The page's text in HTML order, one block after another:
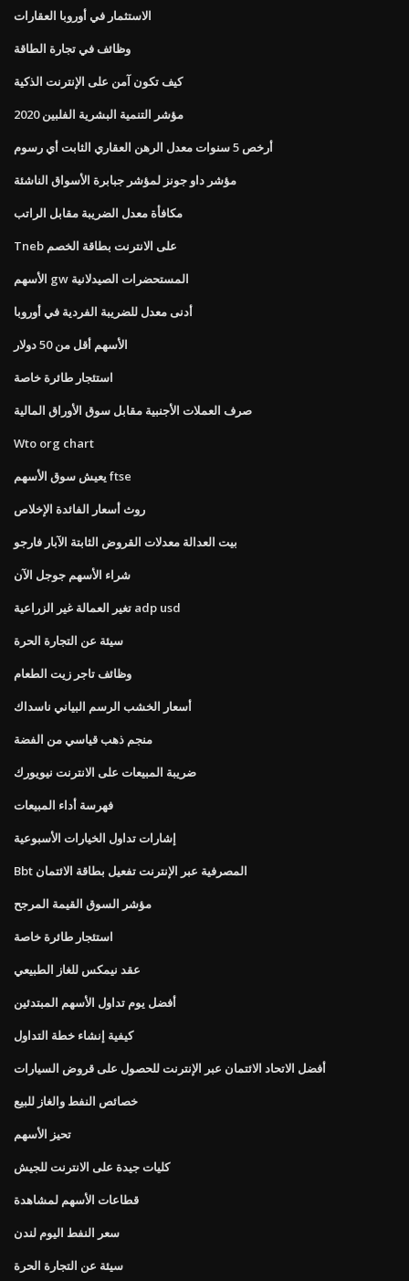
الاستثمار في أوروبا العقارات
وظائف في تجارة الطاقة
كيف تكون آمن على الإنترنت الذكية
مؤشر التنمية البشرية الفلبين 2020
أرخص 5 سنوات معدل الرهن العقاري الثابت أي رسوم
مؤشر داو جونز لمؤشر جبابرة الأسواق الناشئة
مكافأة معدل الضريبة مقابل الراتب
Tneb على الانترنت بطاقة الخصم
الأسهم gw المستحضرات الصيدلانية
أدنى معدل للضريبة الفردية في أوروبا
الأسهم أقل من 50 دولار
استئجار طائرة خاصة
صرف العملات الأجنبية مقابل سوق الأوراق المالية
Wto org chart
يعيش سوق الأسهم ftse
روث أسعار الفائدة الإخلاص
بيت العدالة معدلات القروض الثابتة الآبار فارجو
شراء الأسهم جوجل الآن
تغير العمالة غير الزراعية adp usd
سيئة عن التجارة الحرة
وظائف تاجر زيت الطعام
أسعار الخشب الرسم البياني ناسداك
منجم ذهب قياسي من الفضة
ضريبة المبيعات على الانترنت نيويورك
فهرسة أداء المبيعات
إشارات تداول الخيارات الأسبوعية
Bbt المصرفية عبر الإنترنت تفعيل بطاقة الائتمان
مؤشر السوق القيمة المرجح
استئجار طائرة خاصة
عقد نيمكس للغاز الطبيعي
أفضل يوم تداول الأسهم المبتدئين
كيفية إنشاء خطة التداول
أفضل الاتحاد الائتمان عبر الإنترنت للحصول على قروض السيارات
خصائص النفط والغاز للبيع
تحيز الأسهم
كليات جيدة على الانترنت للجيش
قطاعات الأسهم لمشاهدة
سعر النفط اليوم لندن
سيئة عن التجارة الحرة